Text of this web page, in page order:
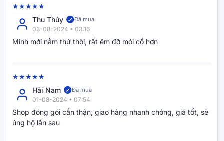
Thu Thủy Đã mua
03-08-2024 • 03:16
Mình mới nằm thử thôi, rất êm đỡ mỏi cổ hơn
Hải Nam Đã mua
01-08-2024 • 07:54
Shop đóng gói cẩn thận, giao hàng nhanh chóng, giá tốt, sẽ
ủng hộ lần sau